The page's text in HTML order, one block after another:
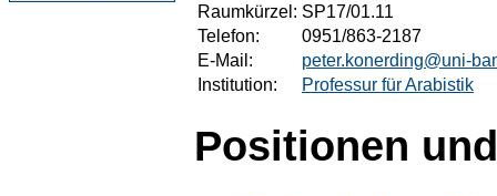
Raumkürzel: SP17/01.11
Telefon:
0951/863-2187
E-Mail:
peter.konerding@uni-
Institution:
Professur für Arabistik
Positionen